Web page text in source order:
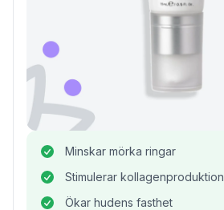
Minskar mörka ringar
Stimulerar kollagenproduktion
Ökar hudens fasthet